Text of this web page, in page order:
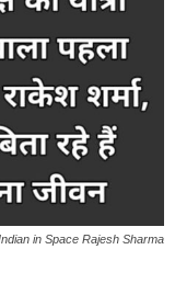
in Space Rajesh Sharma